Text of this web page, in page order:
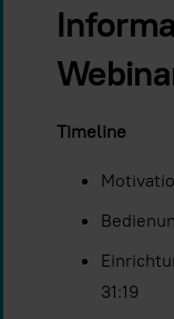
Timeline
31:19